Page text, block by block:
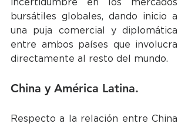
incertidumbre en los mercados
bursátiles globales, dando inicio a
una puja comercial y diplomática
entre ambos países que involucra
directamente al resto del mundo.
China y América Latina.
Respecto a la relación entre China